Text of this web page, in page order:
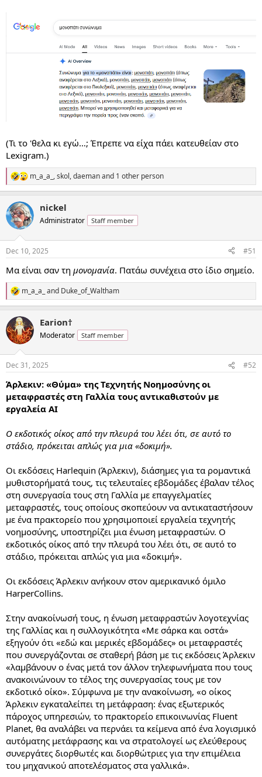
(Τι το 'θελα κι εγώ…; Έπρεπε να είχα πάει κατευθείαν στο
Lexigram.)
R
e
c
t
i
s
m_a_a_ ,skol,daemanand 1 other person
nickel
Administrator Staff member
Dec 10, 2025 #51
Μα είναι σαν τη μονομανία. Πατάω συνέχεια στο ίδιο σημείο.
R
e
c
t
i
s
m_a_a_ and Duke_of_Waltham
Earion†
Moderator Staff member
Dec 31, 2025 #52
Άρλεκιν: «Θύμα» της Τεχνητής Νοημοσύνης οι
μεταφραστές στη Γαλλία τους αντικαθιστούν με
εργαλεία ΑΙ
Ο εκδοτικός οίκος από την πλευρά του λέει ότι, σε αυτό το
στάδιο, πρόκειται απλώς για μια «δοκιμή».
Οι εκδόσεις Harlequin (Άρλεκιν), διάσημες για τα ρομαντικά
μυθιστορήματά τους, τις τελευταίες εβδομάδες έβαλαν τέλος
στη συνεργασία τους στη Γαλλία με επαγγελματίες
μεταφραστές, τους οποίους σκοπεύουν να αντικαταστήσουν
με ένα πρακτορείο που χρησιμοποιεί εργαλεία τεχνητής
νοημοσύνης, υποστηρίζει μια ένωση μεταφραστών. Ο
εκδοτικός οίκος από την πλευρά του λέει ότι, σε αυτό το
στάδιο, πρόκειται απλώς για μια «δοκιμή».
Οι εκδόσεις Άρλεκιν ανήκουν στον αμερικανικό όμιλο
HarperCollins.
Στην ανακοίνωσή τους, η ένωση μεταφραστών λογοτεχνίας
της Γαλλίας και η συλλογικότητα «Με σάρκα και οστά»
εξηγούν ότι «εδώ και μερικές εβδομάδες» οι μεταφραστές
που συνεργάζονται σε σταθερή βάση με τις εκδόσεις Άρλεκιν
«λαμβάνουν ο ένας μετά τον άλλον τηλεφωνήματα που τους
ανακοινώνουν το τέλος της συνεργασίας τους με τον
εκδοτικό οίκο». Σύμφωνα με την ανακοίνωση, «ο οίκος
Άρλεκιν εγκαταλείπει τη μετάφραση: ένας εξωτερικός
πάροχος υπηρεσιών, το πρακτορείο επικοινωνίας Fluent
Planet, θα αναλάβει να περνάει τα κείμενα από ένα λογισμικό
αυτόματης μετάφρασης και να στρατολογεί ως ελεύθερους
συνεργάτες διορθωτές και διορθώτριες για την επιμέλεια
του μηχανικού αποτελέσματος στα γαλλικά».